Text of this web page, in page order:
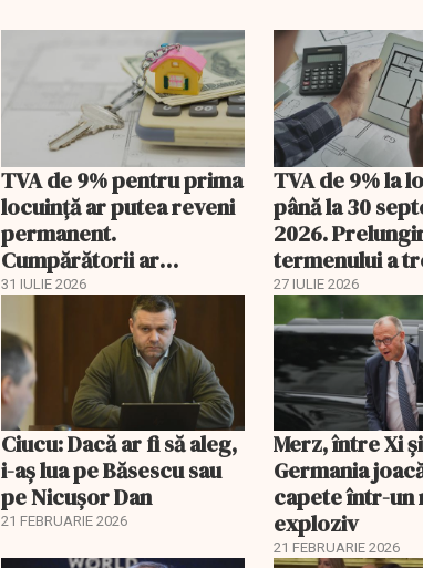
TVA de 9% pentru prima
locuință ar putea reveni
permanent.
Cumpărătorii ar
economisi zeci de mii de
31 IULIE 2026
TVA de 9% la
până la 30
2026.
termenului a
comisia din
27 IULIE 2026
Ciucu: Dacă ar fi să aleg,
i-aș lua pe Băsescu sau
pe Nicușor Dan
21 FEBRUARIE 2026
Merz, între Xi
Germania
capete într-un
exploziv
21 FEBRUARIE 2026